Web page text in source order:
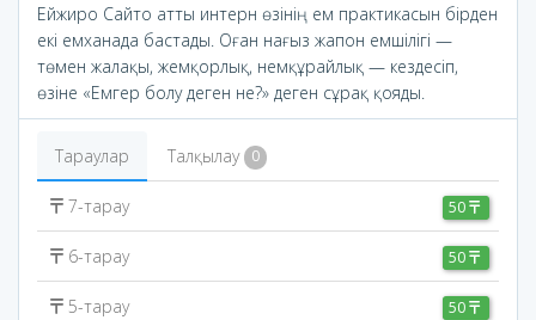
Ейжиро Сайто атты интерн өзінің ем практикасын бірден
екі емханада бастады. Оған нағыз жапон емшілігі —
төмен жалақы, жемқорлық, немқұрайлық — кездесіп,
өзіне «Емгер болу деген не?» деген сұрақ қояды.
Тараулар Талқылау 0
7-тарау 50
6-тарау 50
5-тарау 50